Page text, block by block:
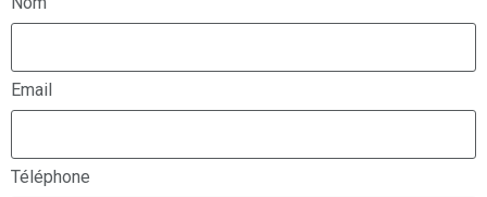
Email
Téléphone